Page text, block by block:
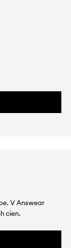
V Answear
cien.